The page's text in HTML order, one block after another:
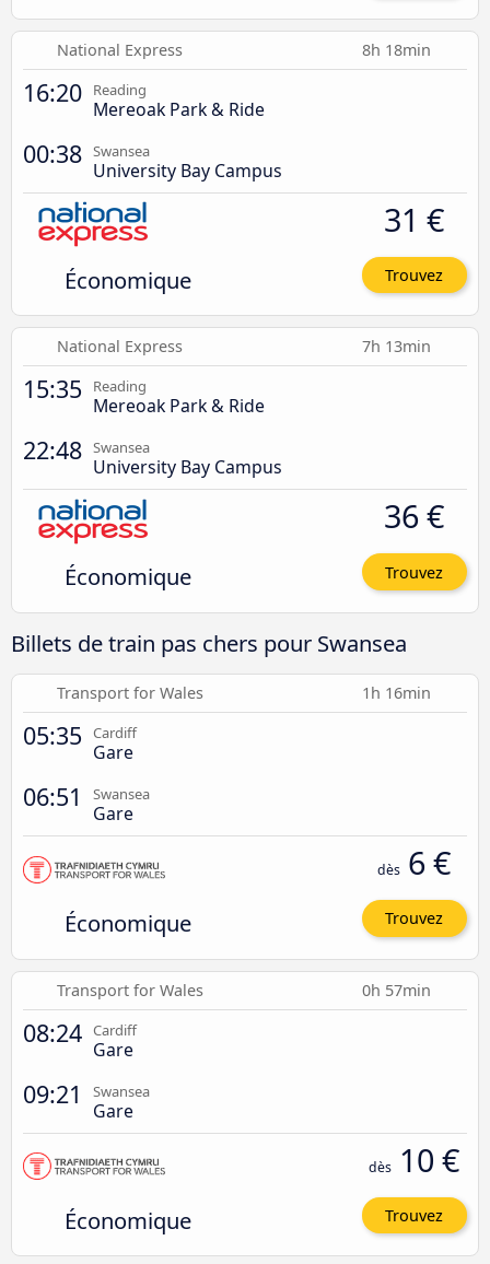
National Express 8h 18min
16:20 Reading
Mereoak Park & Ride
00:38 Swansea
University Bay Campus
Économique
31 €
Trouvez
National Express 7h 13min
15:35 Reading
Mereoak Park & Ride
22:48 Swansea
University Bay Campus
Économique
36 €
Trouvez
Billets de train pas chers pour Swansea
Transport for Wales 1h 16min
05:35 Cardiff
Gare
06:51 Swansea
Gare
Économique
dès 6 €
Trouvez
Transport for Wales 0h 57min
08:24 Cardiff
Gare
09:21 Swansea
Gare
Économique
dès 10 €
Trouvez